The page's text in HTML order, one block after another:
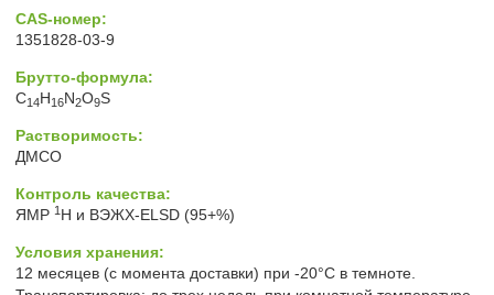
CAS-номер:
1351828-03-9
Брутто-формула:
C14H16N2O9S
Растворимость:
ДМСО
Контроль качества:
ЯМР 1 H и ВЭЖХ-ELSD (95+%)
Условия хранения:
12 месяцев (с момента доставки) при -20°C в темноте.